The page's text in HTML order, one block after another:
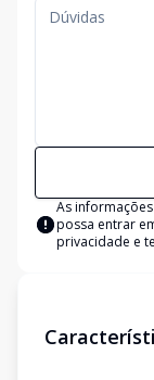
As
possa entrar
privacidade e